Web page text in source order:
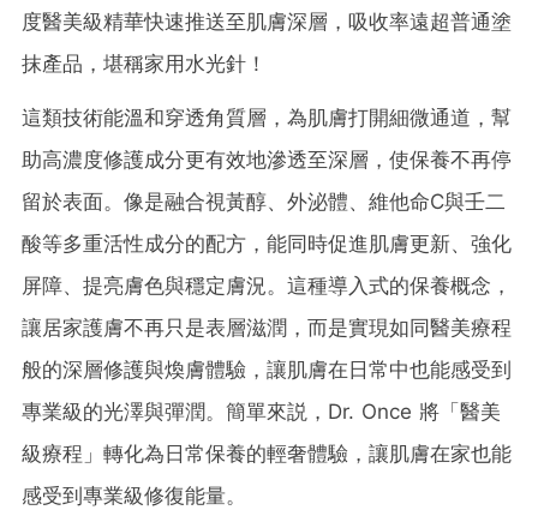
度醫美級精華快速推送至肌膚深層，吸收率遠超普通塗
抹產品，堪稱家用水光針！
這類技術能溫和穿透角質層，為肌膚打開細微通道，幫
助高濃度修護成分更有效地滲透至深層，使保養不再停
留於表面。像是融合視黃醇、外泌體、維他命C與壬二
酸等多重活性成分的配方，能同時促進肌膚更新、強化
屏障、提亮膚色與穩定膚況。這種導入式的保養概念，
讓居家護膚不再只是表層滋潤，而是實現如同醫美療程
般的深層修護與煥膚體驗，讓肌膚在日常中也能感受到
專業級的光澤與彈潤。簡單來説，Dr. Once 將「醫美
級療程」轉化為日常保養的輕奢體驗，讓肌膚在家也能
感受到專業級修復能量。